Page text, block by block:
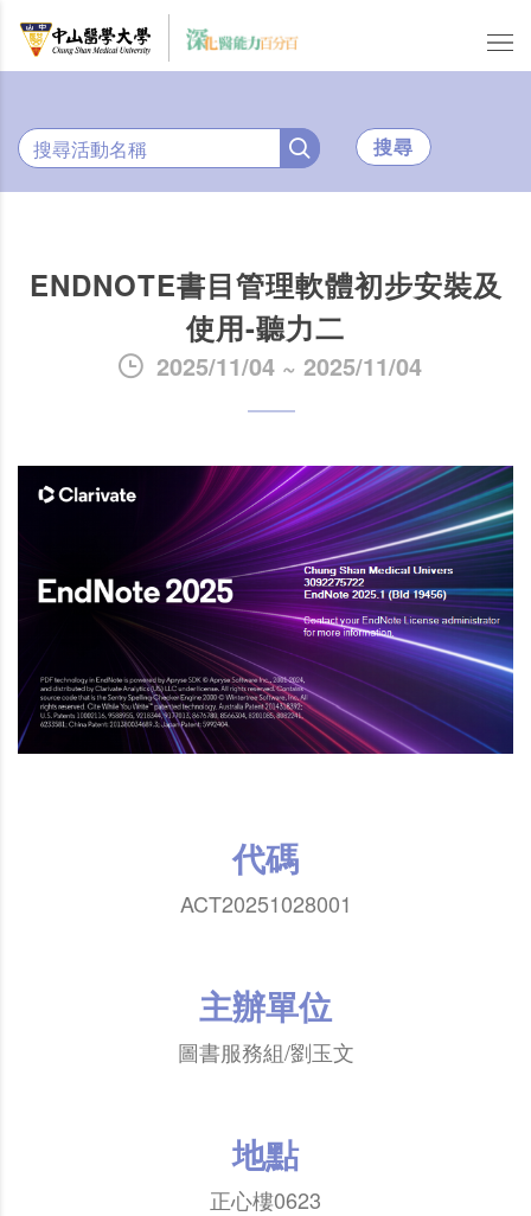
搜尋
ENDNOTE書目管理軟體初步安裝及
使用-聽力二
2025/11/04 ~ 2025/11/04
代碼
ACT20251028001
主辦單位
圖書服務組/劉玉文
地點
正心樓0623